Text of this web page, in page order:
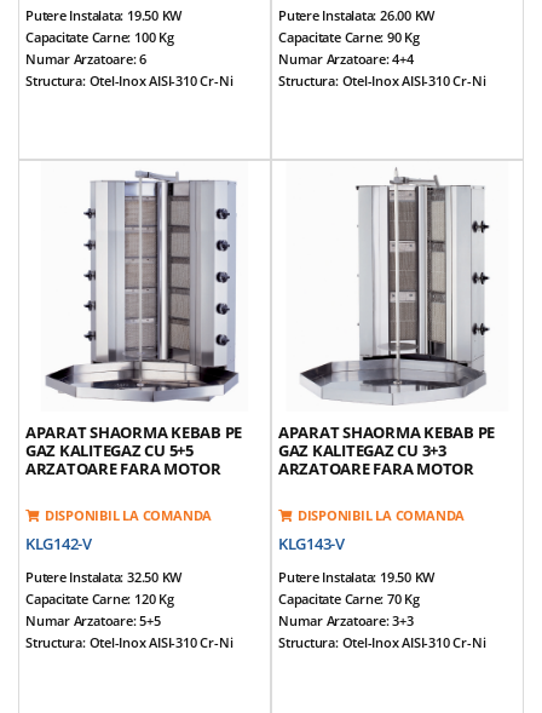
Putere Instalata: 19.50 KW
Capacitate Carne: 100 Kg
Numar Arzatoare: 6
Structura: Otel-Inox AISI-310 Cr-Ni
Prevazut Cu Valva De Siguranta Gaz
Echipamentul Nu Este Prevazut Cu
Control Individual Pe Fiecare Arzator
Greutate Echipamente: 37 Kg
*Accesorii Incluse: Aripioare Si Tava
Putere Instalata: 26.00 KW
Capacitate Carne: 90 Kg
Numar Arzatoare: 4+4
Structura: Otel-Inox AISI-310 Cr-Ni
Prevazut Cu Valva De Siguranta Gaz
Echipamentul Nu Este Prevazut Cu
Control Individual Pe Fiecare Arzator
Greutate Echipamente: 45 Kg
*Accesorii Incluse: Aripioare Si Tava
APARAT SHAORMA KEBAB PE
GAZ KALITEGAZ CU 5+5
ARZATOARE FARA MOTOR
DISPONIBIL LA COMANDA
KLG142-V
Putere Instalata: 32.50 KW
Capacitate Carne: 120 Kg
Numar Arzatoare: 5+5
Structura: Otel-Inox AISI-310 Cr-Ni
APARAT SHAORMA KEBAB PE
GAZ KALITEGAZ CU 3+3
ARZATOARE FARA MOTOR
DISPONIBIL LA COMANDA
KLG143-V
Putere Instalata: 19.50 KW
Capacitate Carne: 70 Kg
Numar Arzatoare: 3+3
Structura: Otel-Inox AISI-310 Cr-Ni